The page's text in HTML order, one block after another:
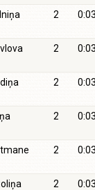
2
2
2
2
2
2